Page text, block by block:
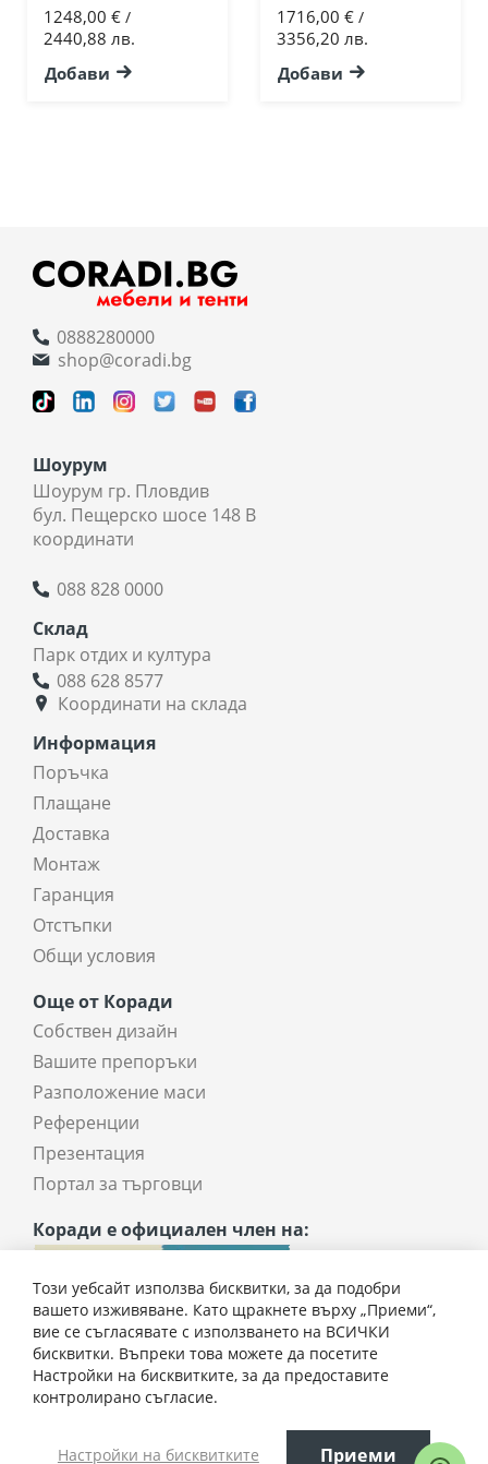
3276,00 € / 6407,30 лв.
1248,00 € /
2440,88 лв.
Добави
1716,00 € /
3356,20 лв.
Добави
0888280000
shop@coradi.bg
Шоурум
Шоурум гр. Пловдив
бул. Пещерско шосе 148 В
координати
088 828 0000
Склад
Парк отдих и култура
088 628 8577
Координати на склада
Информация
Поръчка
Плащане
Доставка
Монтаж
Гаранция
Отстъпки
Общи условия
Още от Коради
Собствен дизайн
Вашите препоръки
Разположение маси
Референции
Презентация
Портал за търговци
Коради е официален член на:
Всички права запазени © 2025 coradi.bg
Този уебсайт използва бисквитки, за да подобри
вашето изживяване. Като щракнете върху „Приеми“,
вие се съгласявате с използването на ВСИЧКИ
бисквитки. Въпреки това можете да посетите
Настройки на бисквитките, за да предоставите
контролирано съгласие.
Настройки на бисквитките Приеми